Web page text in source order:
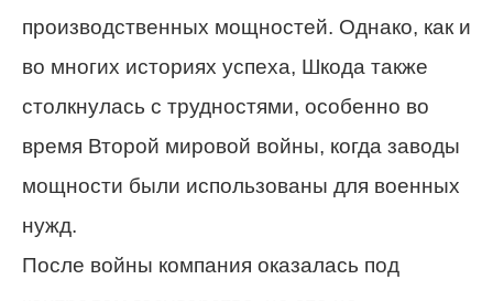
производственных мощностей. Однако, как и
во многих историях успеха, Шкода также
столкнулась с трудностями, особенно во
время Второй мировой войны, когда заводы
мощности были использованы для военных
нужд.
После войны компания оказалась под